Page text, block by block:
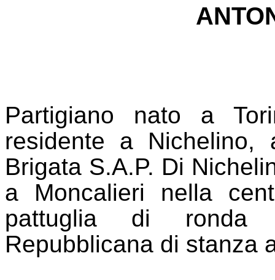
Partigiano nato a
residente a Nichelino,
Brigata S.A.P. Di
a Moncalieri nella
pattuglia di ronda
Repubblicana di stanza